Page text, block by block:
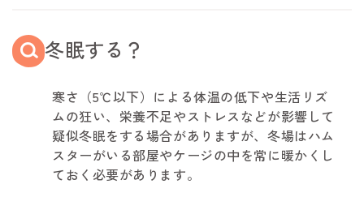
冬眠する？
寒さ（5℃以下）による体温の低下や生活リズ
ムの狂い、栄養不足やストレスなどが影響して
疑似冬眠をする場合がありますが、冬場はハム
スターがいる部屋やケージの中を常に暖かくし
ておく必要があります。